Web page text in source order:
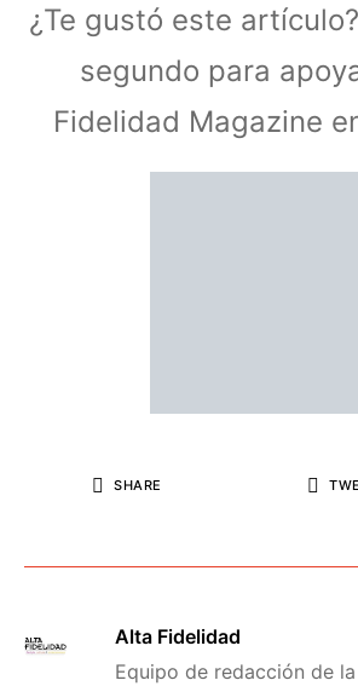
¿Te gustó este
segundo para
Fidelidad Magazine
SHARE
Alta Fidelidad
Equipo de redacción de